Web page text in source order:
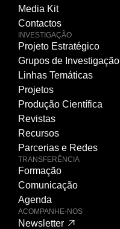
Media Kit
Contactos
INVESTIGAÇÃO
Projeto Estratégico
Grupos de Investigação
Linhas Temáticas
Projetos
Produção Científica
Revistas
Recursos
Parcerias e Redes
TRANSFERÊNCIA
Formação
Comunicação
Agenda
ACOMPANHE-NOS
Newsletter